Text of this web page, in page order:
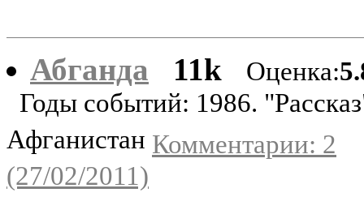
Абганда 11k Оценка:
Годы событий: 1986.
Афганистан Комментарии: 2
(27/02/2011)